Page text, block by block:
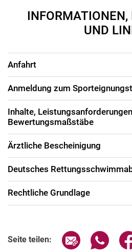
INFORMATIONEN,
UND
Anfahrt
Anmeldung zum
Inhalte,
Bewertungsmaßstäbe
Ärztliche Bescheinigung
Deutsches
Rechtliche Grundlage
Seite teilen: Seite über E-